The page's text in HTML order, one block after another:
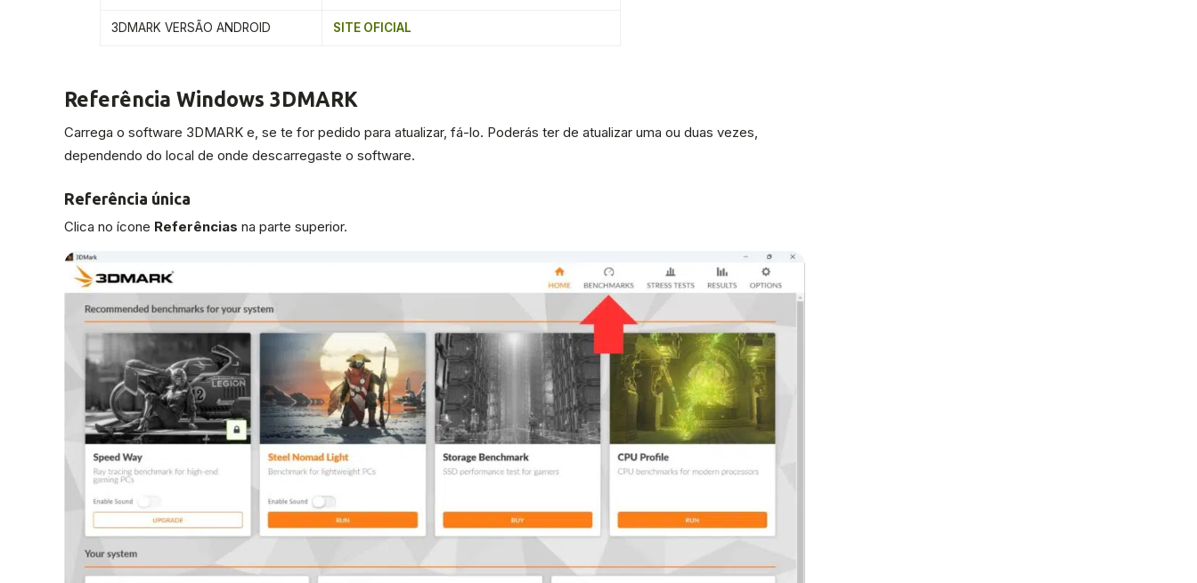
3DMARK VERSÃO ANDROID SITE OFICIAL
Referência Windows 3DMARK
Carrega o software 3DMARK e, se te for pedido para atualizar, fá-lo. Poderás ter de atualizar uma ou duas vezes,
dependendo do local de onde descarregaste o software.
Referência única
Clica no ícone Referências na parte superior.